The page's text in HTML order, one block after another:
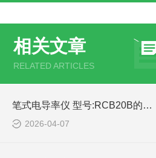
相关文章
RELATED ARTICLES
笔式电导率仪 型号:RCB20B的简单介绍
2026-04-07